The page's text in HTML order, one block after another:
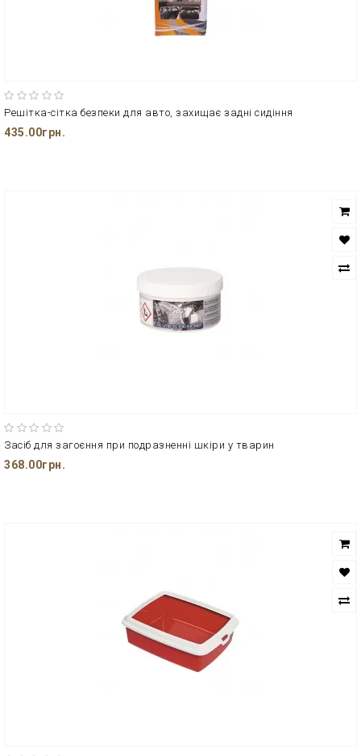
Решітка-сітка безпеки для авто, захищає задні сидіння
435.00грн.
Засіб для загоєння при подразненні шкіри у тварин
368.00грн.